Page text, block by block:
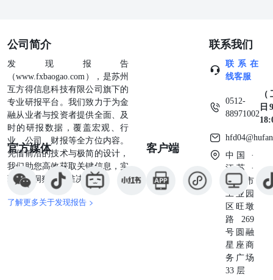
金融工具对冲汇率波动带来的不确定性。
公司简介
发现报告
（www.fxbaogao.com），是苏州
互方得信息科技有限公司旗下的
专业研报平台。我们致力于为金
融从业者与投资者提供全面、及
时的研报数据，覆盖宏观、行
业、公司、财报等全方位内容。
凭借前沿的技术与极简的设计，
我们助您高效获取关键信息，实
现深度洞察与精准决策。
了解更多关于发现报告 >
官方媒体 客户端
联系我们
联系在
线客服
0512-
88971002
日
中国 ·
江苏 ·
苏州市
工业园
区旺墩
路269
号圆融
星座商
务广场
33 层